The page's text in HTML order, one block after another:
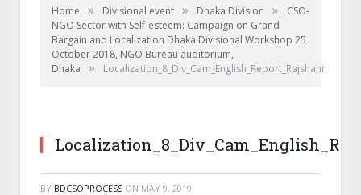
Home » Divisional event » Dhaka Division »
CSO-
NGO Sector with Self-esteem: Campaign on Grand
Bargain and Localization Dhaka Divisional Workshop 25
October 2018, NGO Bureau auditorium,
Dhaka
» Localization_8_Div_Cam_English_Report_Rajshahi
BY BDCSOPROCESS ON MAY 9, 2019